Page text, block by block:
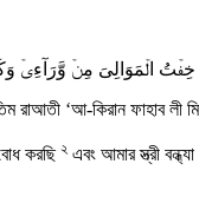
خِفۡتُ الۡمَوَالِیَ مِنۡ وَّرَآءِیۡ
রাআতী ‘আ-কিরান ফাহাব লী
করছি ২ এবং আমার স্ত্রী